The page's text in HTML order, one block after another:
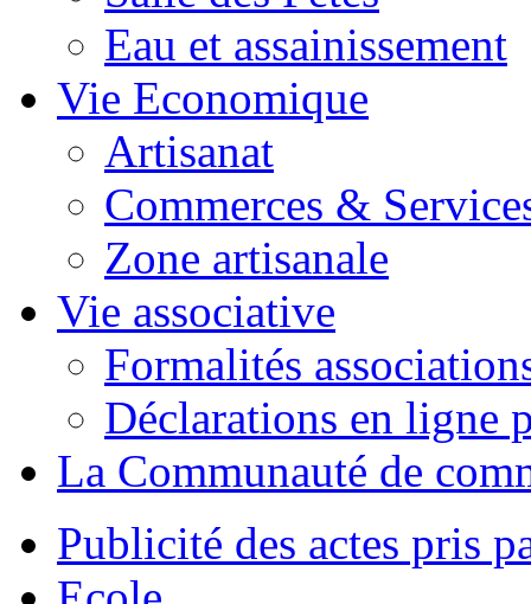
Eau et assainissement
Vie Economique
Artisanat
Commerces &
Zone artisanale
Vie associative
Formalités
Déclarations en ligne
La Communauté de
Publicité des actes pris